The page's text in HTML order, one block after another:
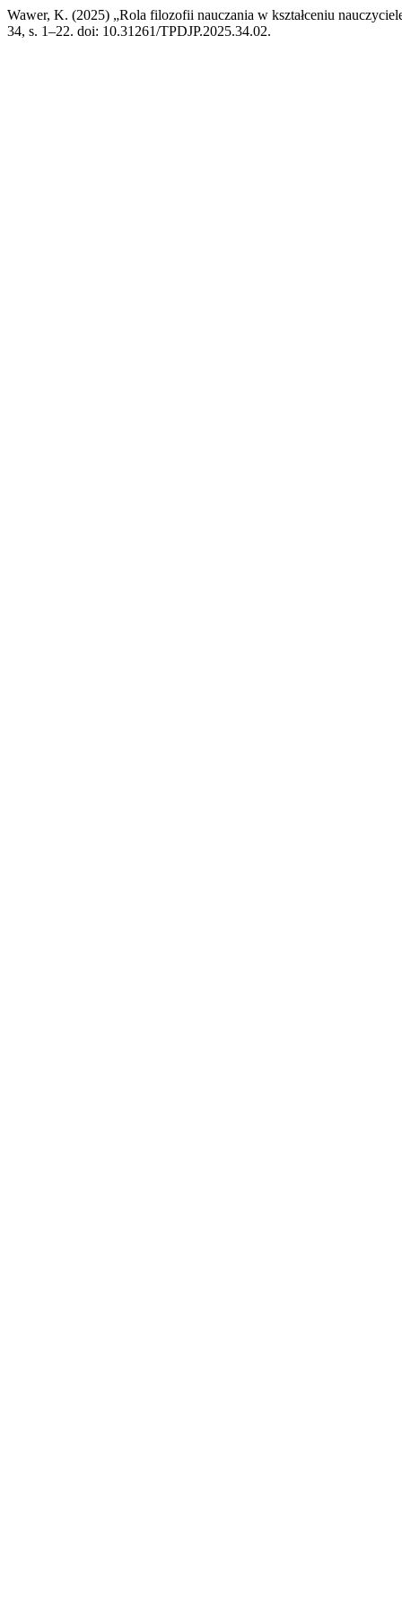
Wawer, K. (2025) „Rola filozofii nauczania w kształceniu
34, s. 1–22. doi: 10.31261/TPDJP.2025.34.02.